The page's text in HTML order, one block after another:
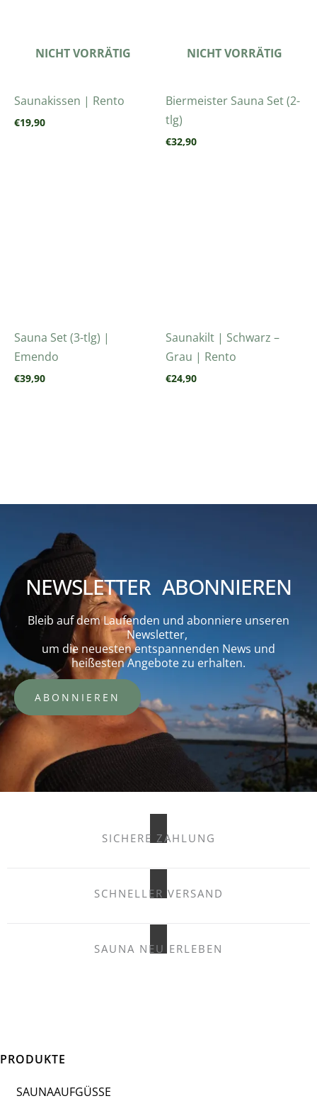
NICHT VORRÄTIG
Saunakissen | Rento
€19,90
NICHT VORRÄTIG
Biermeister Sauna Set (2-
tlg)
€32,90
Sauna Set (3-tlg) |
Emendo
€39,90
Saunakilt | Schwarz –
Grau | Rento
€24,90
NEWSLETTER ABONNIEREN
Bleib auf dem Laufenden und abonniere unseren
Newsletter,
um die neuesten entspannenden News und
heißesten Angebote zu erhalten.
ABONNIEREN
SICHERE ZAHLUNG
SCHNELLER VERSAND
SAUNA NEU ERLEBEN
PRODUKTE
SAUNAAUFGÜSSE